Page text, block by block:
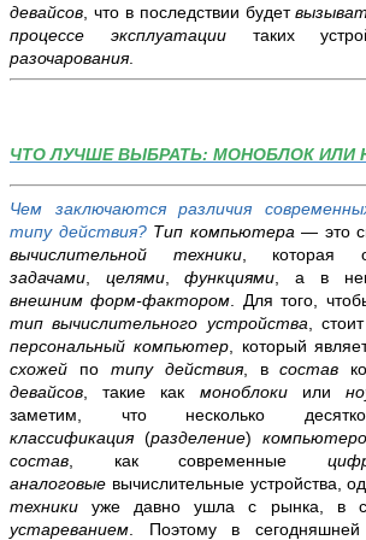
девайсов , что в последствии будет
процессе эксплуатациитаких
разочарования.
ЧТО ЛУЧШЕ ВЫБРАТЬ: МОНОБЛОК ИЛИ
Чем заключаются различия
типу действия? Тип компьютера — это
вычислительной техники, которая
задачами
целями, функциями , а в
внешним форм-фактором . Для того,
тип вычислительного устройства ,
персональный компьютер, который
схожей по типу действия, всостав
девайсов , такие как моноблоки или
заметим, что несколько
классификация(разделение)
состав , как современные
аналоговые вычислительные устройства,
техники уже давно ушла с рынка, в
устареванием . Поэтому в